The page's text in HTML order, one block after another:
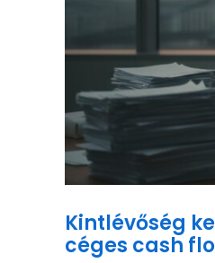
Kintlévőség
céges cash